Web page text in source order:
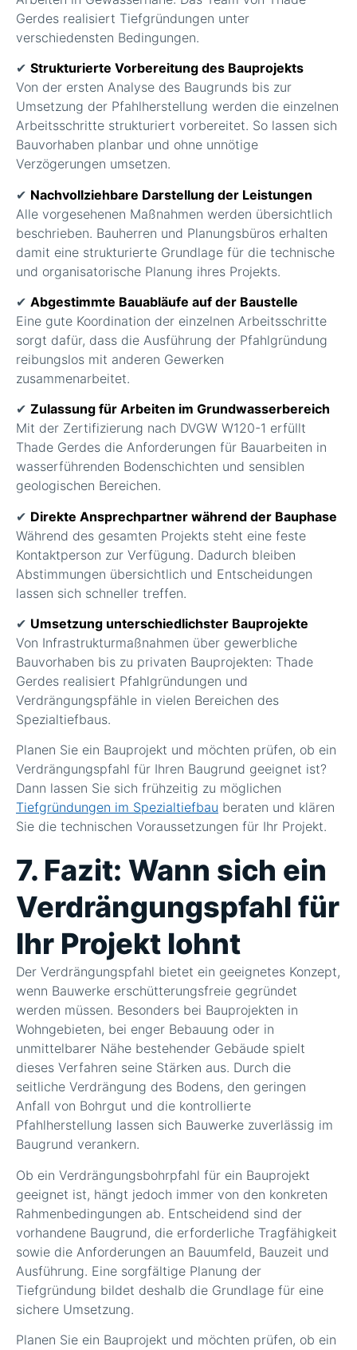
Gerdes realisiert Tiefgründungen unter
verschiedensten Bedingungen.
✔ Strukturierte Vorbereitung des Bauprojekts
Von der ersten Analyse des Baugrunds bis zur
Umsetzung der Pfahlherstellung werden die einzelnen
Arbeitsschritte strukturiert vorbereitet. So lassen sich
Bauvorhaben planbar und ohne unnötige
Verzögerungen umsetzen.
✔ Nachvollziehbare Darstellung der Leistungen
Alle vorgesehenen Maßnahmen werden übersichtlich
beschrieben. Bauherren und Planungsbüros erhalten
damit eine strukturierte Grundlage für die technische
und organisatorische Planung ihres Projekts.
✔ Abgestimmte Bauabläufe auf der Baustelle
Eine gute Koordination der einzelnen Arbeitsschritte
sorgt dafür, dass die Ausführung der Pfahlgründung
reibungslos mit anderen Gewerken
zusammenarbeitet.
✔ Zulassung für Arbeiten im Grundwasserbereich
Mit der Zertifizierung nach DVGW W120-1 erfüllt
Thade Gerdes die Anforderungen für Bauarbeiten in
wasserführenden Bodenschichten und sensiblen
geologischen Bereichen.
✔ Direkte Ansprechpartner während der Bauphase
Während des gesamten Projekts steht eine feste
Kontaktperson zur Verfügung. Dadurch bleiben
Abstimmungen übersichtlich und Entscheidungen
lassen sich schneller treffen.
✔ Umsetzung unterschiedlichster Bauprojekte
Von Infrastrukturmaßnahmen über gewerbliche
Bauvorhaben bis zu privaten Bauprojekten: Thade
Gerdes realisiert Pfahlgründungen und
Verdrängungspfähle in vielen Bereichen des
Spezialtiefbaus.
Planen Sie ein Bauprojekt und möchten prüfen, ob ein
Verdrängungspfahl für Ihren Baugrund geeignet ist?
Dann lassen Sie sich frühzeitig zu möglichen
Tiefgründungen im Spezialtiefbau beraten und klären
Sie die technischen Voraussetzungen für Ihr Projekt.
7. Fazit: Wann sich ein
Verdrängungspfahl für
Ihr Projekt lohnt
Der Verdrängungspfahl bietet ein geeignetes Konzept,
wenn Bauwerke erschütterungsfreie gegründet
werden müssen. Besonders bei Bauprojekten in
Wohngebieten, bei enger Bebauung oder in
unmittelbarer Nähe bestehender Gebäude spielt
dieses Verfahren seine Stärken aus. Durch die
seitliche Verdrängung des Bodens, den geringen
Anfall von Bohrgut und die kontrollierte
Pfahlherstellung lassen sich Bauwerke zuverlässig im
Baugrund verankern.
Ob ein Verdrängungsbohrpfahl für ein Bauprojekt
geeignet ist, hängt jedoch immer von den konkreten
Rahmenbedingungen ab. Entscheidend sind der
vorhandene Baugrund, die erforderliche Tragfähigkeit
sowie die Anforderungen an Bauumfeld, Bauzeit und
Ausführung. Eine sorgfältige Planung der
Tiefgründung bildet deshalb die Grundlage für eine
sichere Umsetzung.
Planen Sie ein Bauprojekt und möchten prüfen, ob ein